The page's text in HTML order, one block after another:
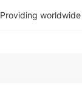
Providing